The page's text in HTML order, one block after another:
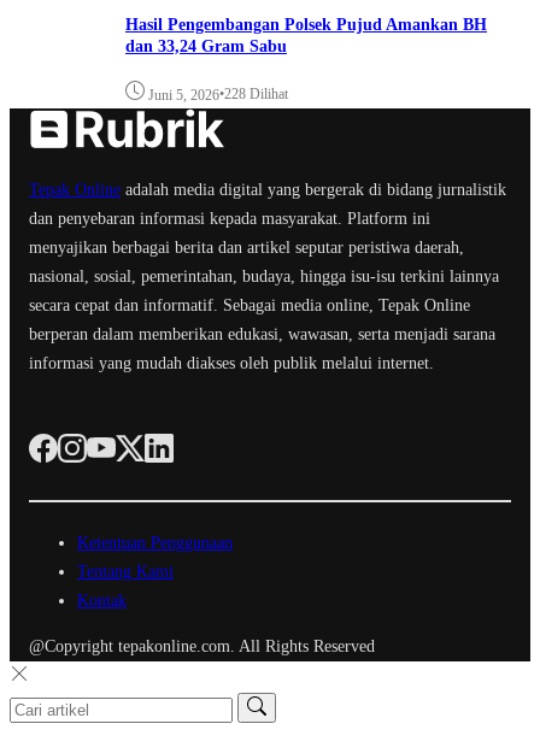
Hasil Pengembangan Polsek Pujud Amankan BH
dan 33,24 Gram Sabu
Juni 5, 2026•228 Dilihat
Tepak Online adalah media digital yang bergerak di bidang jurnalistik
dan penyebaran informasi kepada masyarakat. Platform ini
menyajikan berbagai berita dan artikel seputar peristiwa daerah,
nasional, sosial, pemerintahan, budaya, hingga isu-isu terkini lainnya
secara cepat dan informatif. Sebagai media online, Tepak Online
berperan dalam memberikan edukasi, wawasan, serta menjadi sarana
informasi yang mudah diakses oleh publik melalui internet.
Ketentuan Penggunaan
Tentang Kami
Kontak
@Copyright tepakonline.com. All Rights Reserved